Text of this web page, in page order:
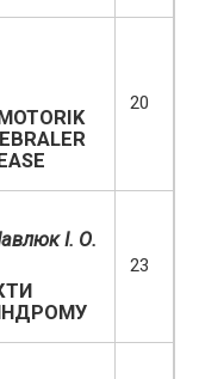
20
І. О.
23